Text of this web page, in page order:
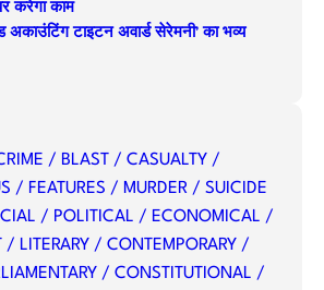
करेगा काम
अकाउंटिंग टाइटन अवार्ड सेरेमनी’ का भव्य
/ BLAST / CASUALTY /
/ FEATURES / MURDER / SUICIDE
/ POLITICAL / ECONOMICAL /
/ LITERARY / CONTEMPORARY /
/ CONSTITUTIONAL /